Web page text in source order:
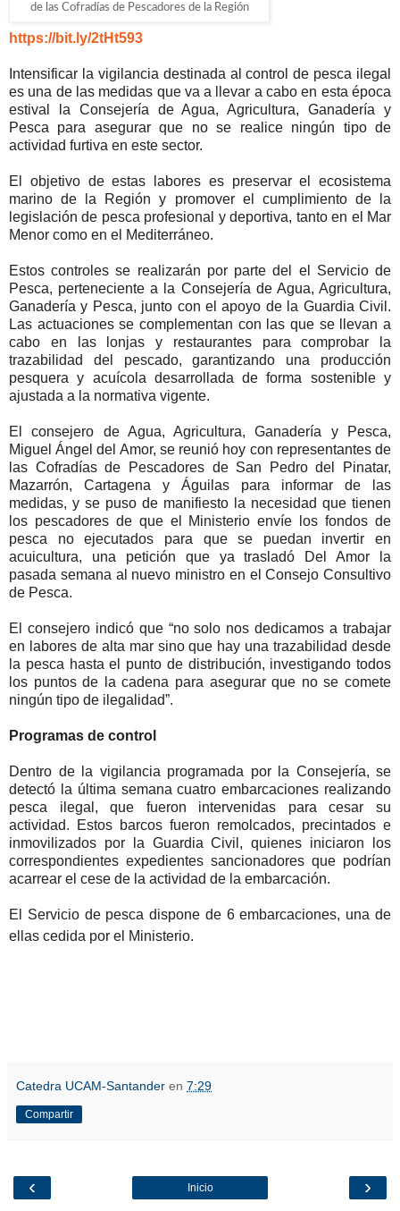
de las Cofradías de Pescadores de la Región
https://bit.ly/2tHt593
Intensificar la vigilancia destinada al control de pesca ilegal
es una de las medidas que va a llevar a cabo en esta época
estival la Consejería de Agua, Agricultura, Ganadería y
Pesca para asegurar que no se realice ningún tipo de
actividad furtiva en este sector.
El objetivo de estas labores es preservar el ecosistema
marino de la Región y promover el cumplimiento de la
legislación de pesca profesional y deportiva, tanto en el Mar
Menor como en el Mediterráneo.
Estos controles se realizarán por parte del el Servicio de
Pesca, perteneciente a la Consejería de Agua, Agricultura,
Ganadería y Pesca, junto con el apoyo de la Guardia Civil.
Las actuaciones se complementan con las que se llevan a
cabo en las lonjas y restaurantes para comprobar la
trazabilidad del pescado, garantizando una producción
pesquera y acuícola desarrollada de forma sostenible y
ajustada a la normativa vigente.
El consejero de Agua, Agricultura, Ganadería y Pesca,
Miguel Ángel del Amor, se reunió hoy con representantes de
las Cofradías de Pescadores de San Pedro del Pinatar,
Mazarrón, Cartagena y Águilas para informar de las
medidas, y se puso de manifiesto la necesidad que tienen
los pescadores de que el Ministerio envíe los fondos de
pesca no ejecutados para que se puedan invertir en
acuicultura, una petición que ya trasladó Del Amor la
pasada semana al nuevo ministro en el Consejo Consultivo
de Pesca.
El consejero indicó que “no solo nos dedicamos a trabajar
en labores de alta mar sino que hay una trazabilidad desde
la pesca hasta el punto de distribución, investigando todos
los puntos de la cadena para asegurar que no se comete
ningún tipo de ilegalidad”.
Programas de control
Dentro de la vigilancia programada por la Consejería, se
detectó la última semana cuatro embarcaciones realizando
pesca ilegal, que fueron intervenidas para cesar su
actividad. Estos barcos fueron remolcados, precintados e
inmovilizados por la Guardia Civil, quienes iniciaron los
correspondientes expedientes sancionadores que podrían
acarrear el cese de la actividad de la embarcación.
El Servicio de pesca dispone de 6 embarcaciones, una de
ellas cedida por el Ministerio.
Catedra UCAM-Santander en 7:29
Compartir
‹ ›
Inicio